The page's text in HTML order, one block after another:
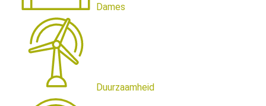
Dames
Duurzaamheid